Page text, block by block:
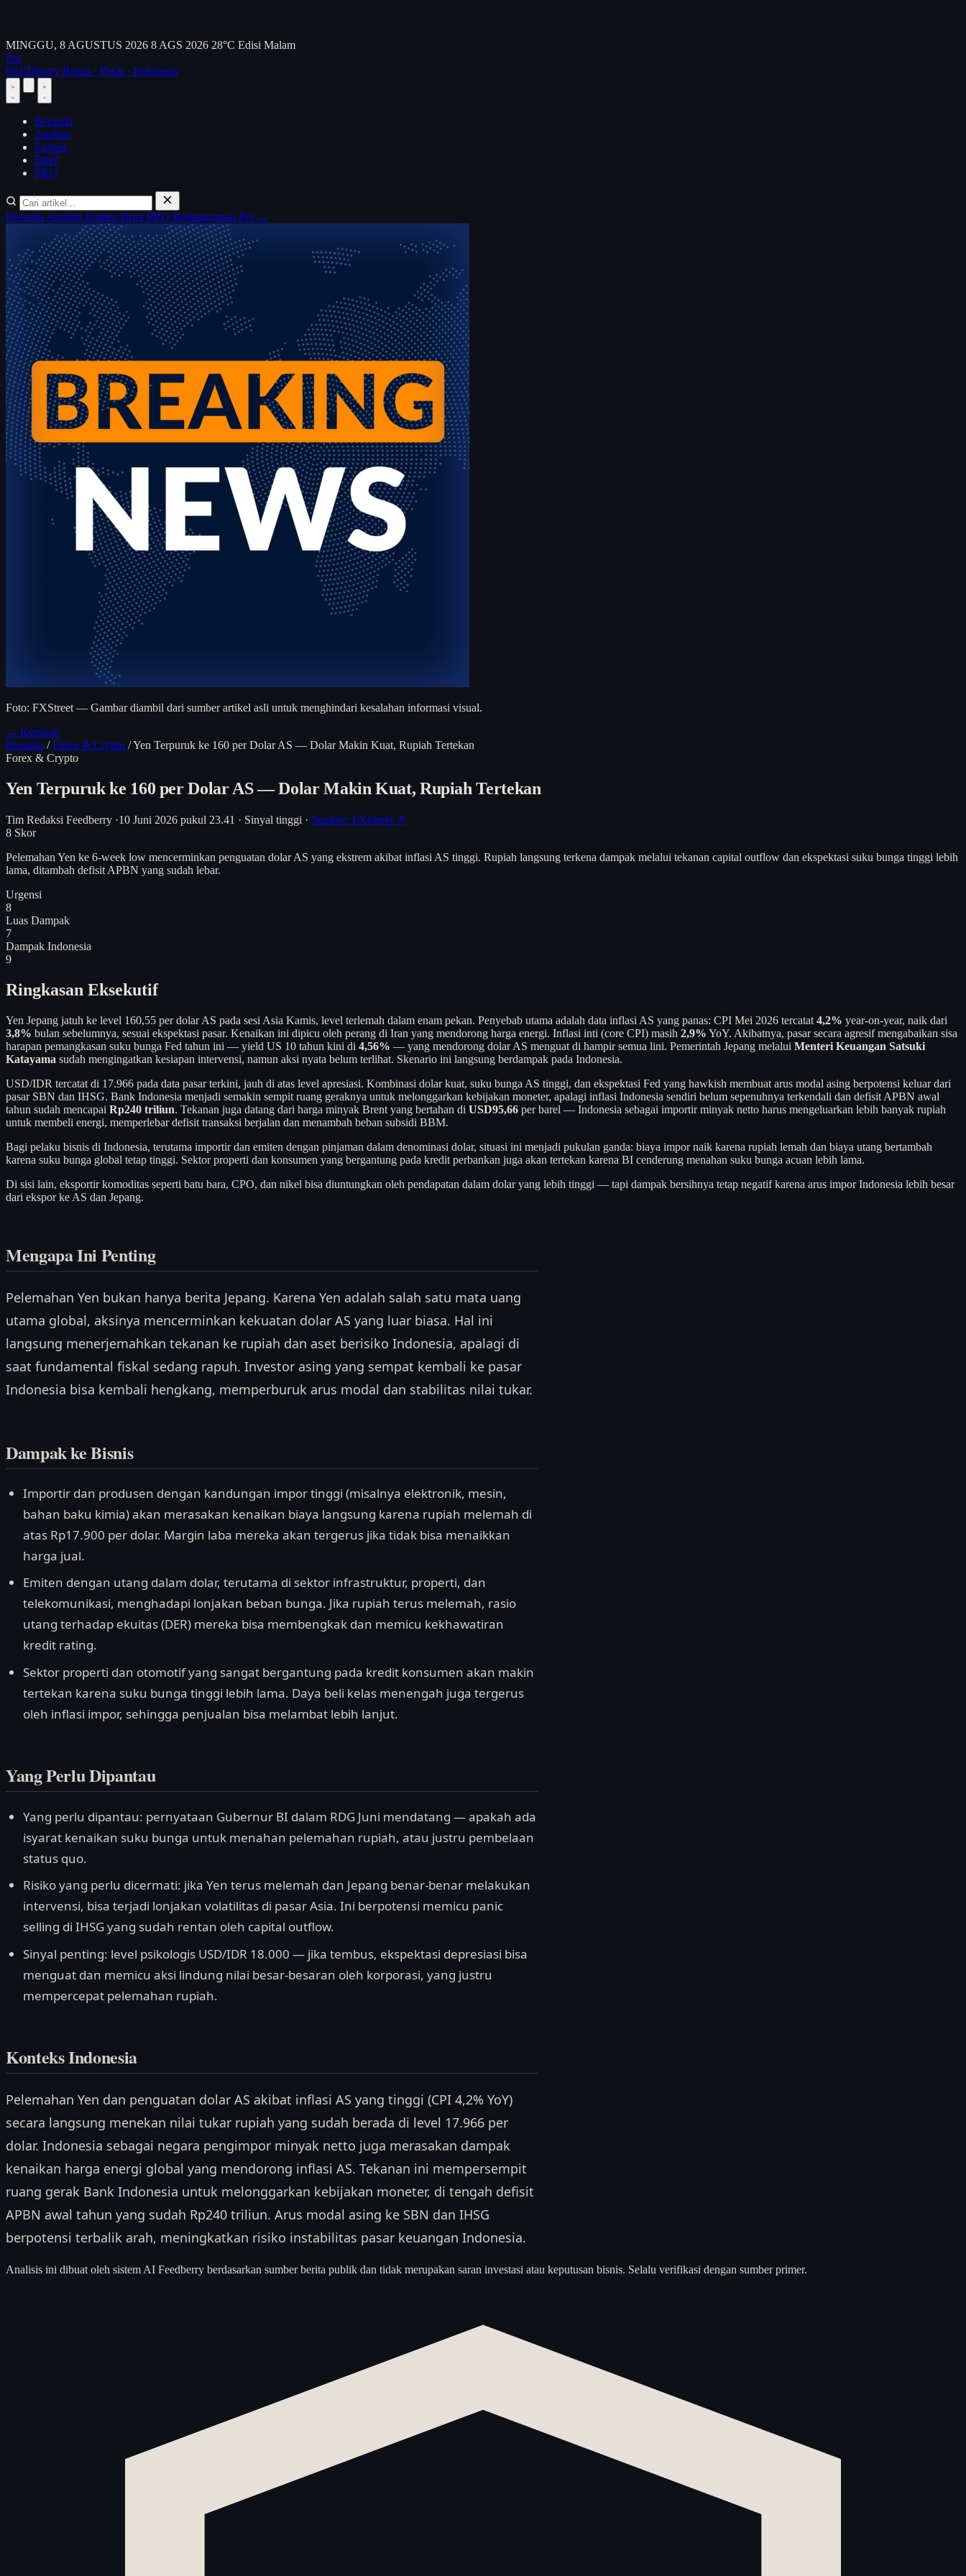
MINGGU, 8 AGUSTUS 2026 8 AGS 2026 28°C Edisi Malam
Pro
FEEDberry Bisnis · Pasar · Indonesia
Beranda
Analisis
Emiten
Brief
PRO
Beranda Analisis Emiten BriefPRO Berlangganan Pro →
Foto: FXStreet — Gambar diambil dari sumber artikel asli untuk menghindari kesalahan informasi visual.
← Kembali
Beranda / Forex & Crypto /Yen Terpuruk ke 160 per Dolar AS — Dolar Makin Kuat, Rupiah Tertekan
Forex & Crypto
Yen Terpuruk ke 160 per Dolar AS — Dolar Makin Kuat, Rupiah Tertekan
Tim Redaksi Feedberry ·10 Juni 2026 pukul 23.41 · Sinyal tinggi · Sumber: FXStreet ↗
8 Skor
Pelemahan Yen ke 6-week low mencerminkan penguatan dolar AS yang ekstrem akibat inflasi AS tinggi. Rupiah langsung terkena dampak melalui tekanan capital outflow dan ekspektasi suku bunga tinggi lebih
lama, ditambah defisit APBN yang sudah lebar.
Urgensi
8
Luas Dampak
7
Dampak Indonesia
9
Ringkasan Eksekutif
Yen Jepang jatuh ke level 160,55 per dolar AS pada sesi Asia Kamis, level terlemah dalam enam pekan. Penyebab utama adalah data inflasi AS yang panas: CPI Mei 2026 tercatat 4,2% year-on-year, naik dari
3,8% bulan sebelumnya, sesuai ekspektasi pasar. Kenaikan ini dipicu oleh perang di Iran yang mendorong harga energi. Inflasi inti (core CPI) masih 2,9% YoY. Akibatnya, pasar secara agresif mengabaikan sisa
harapan pemangkasan suku bunga Fed tahun ini — yield US 10 tahun kini di 4,56% — yang mendorong dolar AS menguat di hampir semua lini. Pemerintah Jepang melalui Menteri Keuangan Satsuki
Katayama sudah mengingatkan kesiapan intervensi, namun aksi nyata belum terlihat. Skenario ini langsung berdampak pada Indonesia.
USD/IDR tercatat di 17.966 pada data pasar terkini, jauh di atas level apresiasi. Kombinasi dolar kuat, suku bunga AS tinggi, dan ekspektasi Fed yang hawkish membuat arus modal asing berpotensi keluar dari
pasar SBN dan IHSG. Bank Indonesia menjadi semakin sempit ruang geraknya untuk melonggarkan kebijakan moneter, apalagi inflasi Indonesia sendiri belum sepenuhnya terkendali dan defisit APBN awal
tahun sudah mencapai Rp240 triliun. Tekanan juga datang dari harga minyak Brent yang bertahan di USD95,66 per barel — Indonesia sebagai importir minyak netto harus mengeluarkan lebih banyak rupiah
untuk membeli energi, memperlebar defisit transaksi berjalan dan menambah beban subsidi BBM.
Bagi pelaku bisnis di Indonesia, terutama importir dan emiten dengan pinjaman dalam denominasi dolar, situasi ini menjadi pukulan ganda: biaya impor naik karena rupiah lemah dan biaya utang bertambah
karena suku bunga global tetap tinggi. Sektor properti dan konsumen yang bergantung pada kredit perbankan juga akan tertekan karena BI cenderung menahan suku bunga acuan lebih lama.
Di sisi lain, eksportir komoditas seperti batu bara, CPO, dan nikel bisa diuntungkan oleh pendapatan dalam dolar yang lebih tinggi — tapi dampak bersihnya tetap negatif karena arus impor Indonesia lebih besar
dari ekspor ke AS dan Jepang.
Mengapa Ini Penting
Pelemahan Yen bukan hanya berita Jepang. Karena Yen adalah salah satu mata uang
utama global, aksinya mencerminkan kekuatan dolar AS yang luar biasa. Hal ini
langsung menerjemahkan tekanan ke rupiah dan aset berisiko Indonesia, apalagi di
saat fundamental fiskal sedang rapuh. Investor asing yang sempat kembali ke pasar
Indonesia bisa kembali hengkang, memperburuk arus modal dan stabilitas nilai tukar.
Dampak ke Bisnis
Importir dan produsen dengan kandungan impor tinggi (misalnya elektronik, mesin,
bahan baku kimia) akan merasakan kenaikan biaya langsung karena rupiah melemah di
atas Rp17.900 per dolar. Margin laba mereka akan tergerus jika tidak bisa menaikkan
harga jual.
Emiten dengan utang dalam dolar, terutama di sektor infrastruktur, properti, dan
telekomunikasi, menghadapi lonjakan beban bunga. Jika rupiah terus melemah, rasio
utang terhadap ekuitas (DER) mereka bisa membengkak dan memicu kekhawatiran
kredit rating.
Sektor properti dan otomotif yang sangat bergantung pada kredit konsumen akan makin
tertekan karena suku bunga tinggi lebih lama. Daya beli kelas menengah juga tergerus
oleh inflasi impor, sehingga penjualan bisa melambat lebih lanjut.
Yang Perlu Dipantau
Yang perlu dipantau: pernyataan Gubernur BI dalam RDG Juni mendatang — apakah ada
isyarat kenaikan suku bunga untuk menahan pelemahan rupiah, atau justru pembelaan
status quo.
Risiko yang perlu dicermati: jika Yen terus melemah dan Jepang benar-benar melakukan
intervensi, bisa terjadi lonjakan volatilitas di pasar Asia. Ini berpotensi memicu panic
selling di IHSG yang sudah rentan oleh capital outflow.
Sinyal penting: level psikologis USD/IDR 18.000 — jika tembus, ekspektasi depresiasi bisa
menguat dan memicu aksi lindung nilai besar-besaran oleh korporasi, yang justru
mempercepat pelemahan rupiah.
Konteks Indonesia
Pelemahan Yen dan penguatan dolar AS akibat inflasi AS yang tinggi (CPI 4,2% YoY)
secara langsung menekan nilai tukar rupiah yang sudah berada di level 17.966 per
dolar. Indonesia sebagai negara pengimpor minyak netto juga merasakan dampak
kenaikan harga energi global yang mendorong inflasi AS. Tekanan ini mempersempit
ruang gerak Bank Indonesia untuk melonggarkan kebijakan moneter, di tengah defisit
APBN awal tahun yang sudah Rp240 triliun. Arus modal asing ke SBN dan IHSG
berpotensi terbalik arah, meningkatkan risiko instabilitas pasar keuangan Indonesia.
Analisis ini dibuat oleh sistem AI Feedberry berdasarkan sumber berita publik dan tidak merupakan saran investasi atau keputusan bisnis. Selalu verifikasi dengan sumber primer.